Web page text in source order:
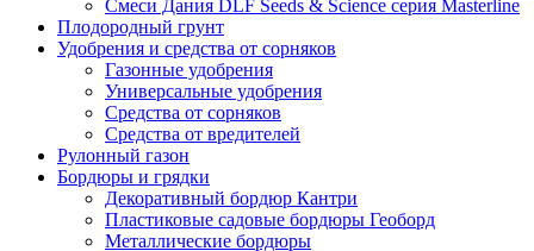
Смеси Дания DLF Seeds & Sciеnce серия Masterline
Плодородный грунт
Удобрения и средства от сорняков
Газонные удобрения
Универсальные удобрения
Средства от сорняков
Средства от вредителей
Рулонный газон
Бордюры и грядки
Декоративный бордюр Кантри
Пластиковые садовые бордюры Геоборд
Металлические бордюры